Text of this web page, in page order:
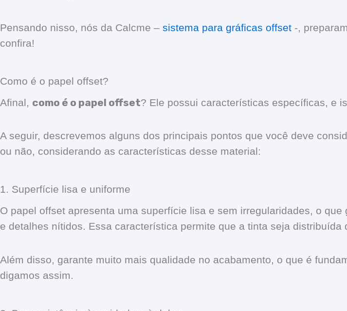
Pensando nisso, nós da Calcme – sistema para gráficas offset -,
confira!
Como é o papel offset?
Afinal, como é o papel offset? Ele possui características específicas, e
A seguir, descrevemos alguns dos principais pontos que você deve
ou não, considerando as características desse material:
1. Superfície lisa e uniforme
O papel offset apresenta uma superfície lisa e sem irregularidades, o
e detalhes nítidos. Essa característica permite que a tinta seja
Além disso, garante muito mais qualidade no acabamento, o que é
digamos assim.